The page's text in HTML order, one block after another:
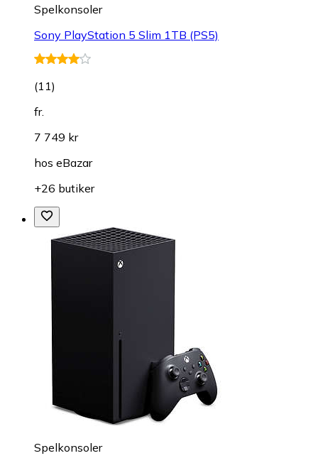
Spelkonsoler
Sony PlayStation 5 Slim 1TB (PS5)
(11)
fr.
7 749 kr
hos eBazar
+26 butiker
Spelkonsoler